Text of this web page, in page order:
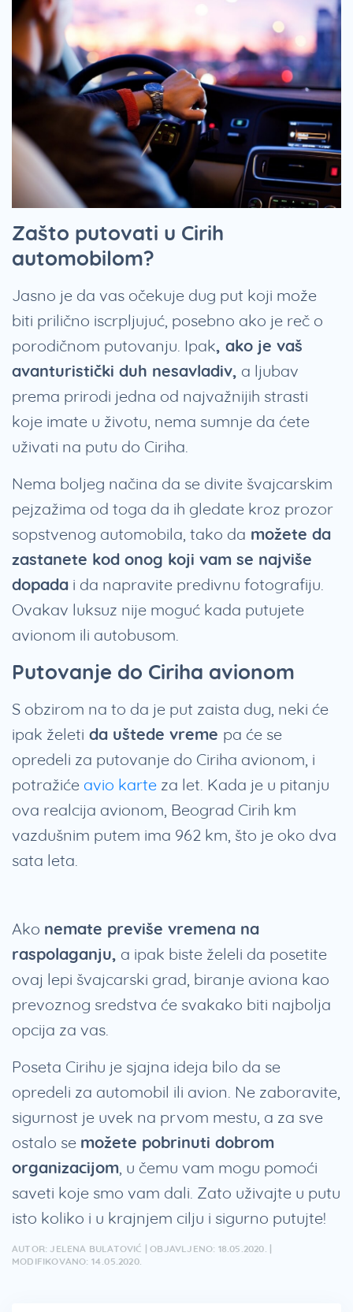
Zašto putovati u Cirih
automobilom?
Jasno je da vas očekuje dug put koji može
biti prilično iscrpljujuć, posebno ako je reč o
porodičnom putovanju. Ipak, ako je vaš
avanturistički duh nesavladiv, a ljubav
prema prirodi jedna od najvažnijih strasti
koje imate u životu, nema sumnje da ćete
uživati na putu do Ciriha.
Nema boljeg načina da se divite švajcarskim
pejzažima od toga da ih gledate kroz prozor
sopstvenog automobila, tako da možete da
zastanete kod onog koji vam se najviše
dopada i da napravite predivnu fotografiju.
Ovakav luksuz nije moguć kada putujete
avionom ili autobusom.
Putovanje do Ciriha avionom
S obzirom na to da je put zaista dug, neki će
ipak želeti da uštede vreme pa će se
opredeli za putovanje do Ciriha avionom, i
potražiće avio karte za let. Kada je u pitanju
ova realcija avionom, Beograd Cirih km
vazdušnim putem ima 962 km, što je oko dva
sata leta.
Ako nemate previše vremena na
raspolaganju, a ipak biste želeli da posetite
ovaj lepi švajcarski grad, biranje aviona kao
prevoznog sredstva će svakako biti najbolja
opcija za vas.
Poseta Cirihu je sjajna ideja bilo da se
opredeli za automobil ili avion. Ne zaboravite,
sigurnost je uvek na prvom mestu, a za sve
ostalo se možete pobrinuti dobrom
organizacijom, u čemu vam mogu pomoći
saveti koje smo vam dali. Zato uživajte u putu
isto koliko i u krajnjem cilju i sigurno putujte!
AUTOR: JELENA BULATOVIĆ | OBJAVLJENO: 18.05.2020. |
MODIFIKOVANO: 14.05.2020.